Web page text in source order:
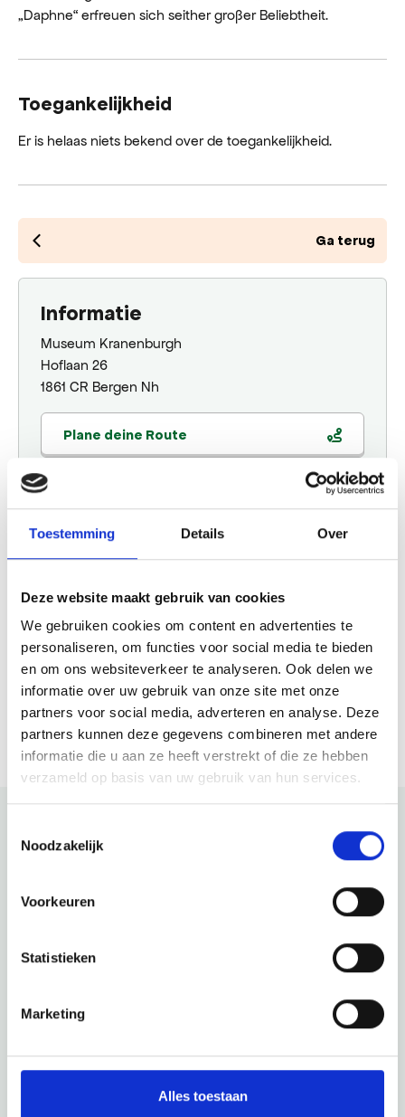
Toestemming Details Over
Deze website maakt gebruik van cookies
We gebruiken cookies om content en advertenties te
personaliseren, om functies voor social media te bieden
en om ons websiteverkeer te analyseren. Ook delen we
informatie over uw gebruik van onze site met onze
partners voor social media, adverteren en analyse. Deze
partners kunnen deze gegevens combineren met andere
informatie die u aan ze heeft verstrekt of die ze hebben
verzameld op basis van uw gebruik van hun services.
Noodzakelijk
Voorkeuren
Statistieken
Marketing
Alles toestaan
„Daphne“ erfreuen sich seither großer Beliebtheit.
Toegankelijkheid
Er is helaas niets bekend over de toegankelijkheid.
Ga terug
Informatie
Museum Kranenburgh
Hoflaan 26
1861 CR Bergen Nh
Plane deine Route
Wann
Dienstag10:30 - 17:00
Mittwoch10:30 - 17:00
Donnerstag 10:30 - 17:00
Freitag10:30 - 17:00
Samstag10:30 - 17:00
Sonntag10:30 - 17:00
Schau auch mal
Entdecke den Rest der Region! Schau dir die anderen